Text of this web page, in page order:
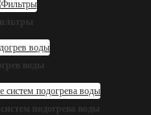
воды
подогрева воды